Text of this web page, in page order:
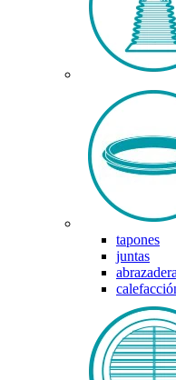
tapones
juntas